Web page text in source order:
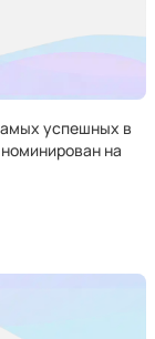
успешных в
на